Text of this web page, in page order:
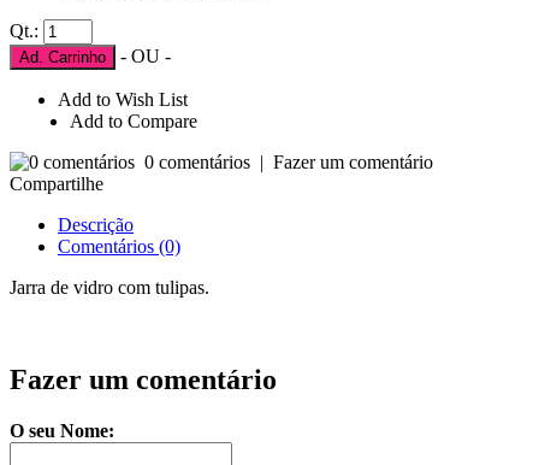
Qt.:
Ad. Carrinho - OU -
Add to Wish List
Add to Compare
0 comentários | Fazer um comentário
Compartilhe
Descrição
Comentários (0)
Jarra de vidro com tulipas.
Fazer um comentário
O seu Nome: